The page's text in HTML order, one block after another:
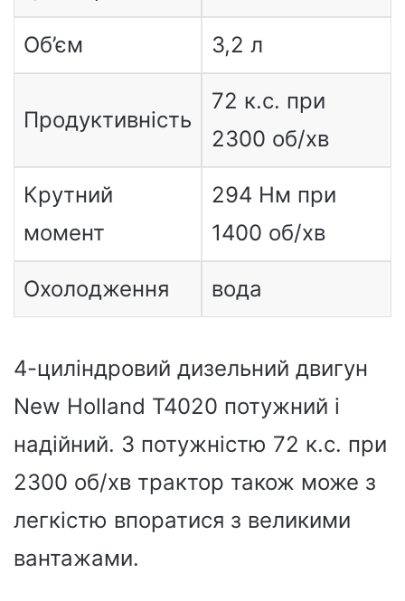
Об’єм 3,2 л
Продуктивність
72 к.с. при
2300 об/хв
Крутний
момент
294 Нм при
1400 об/хв
Охолодження вода
4-циліндровий дизельний двигун
New Holland T4020 потужний і
надійний. З потужністю 72 к.с. при
2300 об/хв трактор також може з
легкістю впоратися з великими
вантажами.